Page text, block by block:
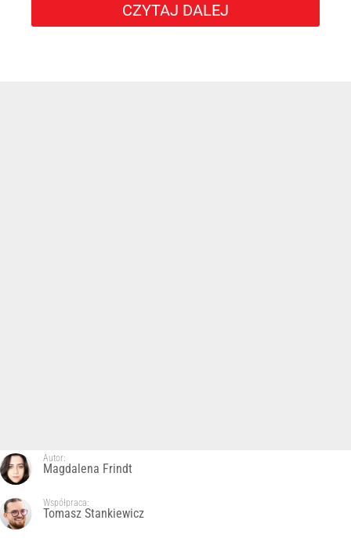
CZYTAJ DALEJ
Autor:
Magdalena Frindt
Współpraca:
Tomasz Stankiewicz